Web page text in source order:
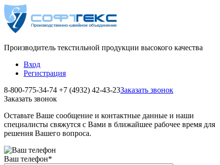
Производитель текстильной продукции высокого качества
Вход
Регистрация
8-800-775-34-74 +7 (4932) 42-43-23Заказать звонок
Заказать звонок
Оставьте Ваше сообщение и контактные данные и наши
специалисты свяжутся с Вами в ближайшее рабочее время для
решения Вашего вопроса.
Ваш телефон*